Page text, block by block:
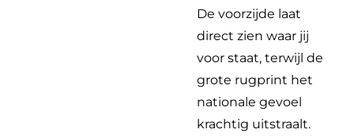
De voorzijde laat
direct zien waar jij
voor staat, terwijl de
grote rugprint het
nationale gevoel
krachtig uitstraalt.